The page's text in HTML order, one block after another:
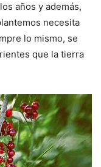
años y además,
necesita
lo mismo, se
que la tierra